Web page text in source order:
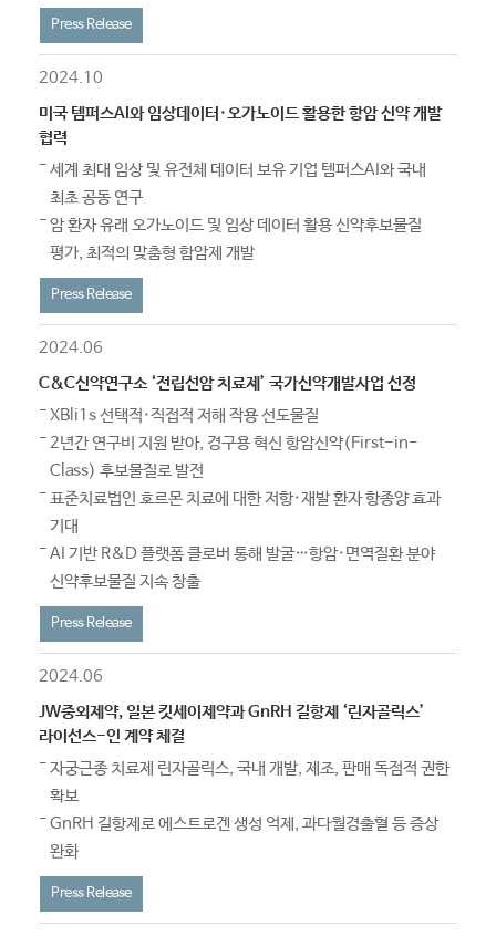
Press Release
2024.10
미국 템퍼스AI와 임상데이터·오가노이드 활용한 항암 신약 개발
협력
세계 최대 임상 및 유전체 데이터 보유 기업 템퍼스AI와 국내
최초 공동 연구
암 환자 유래 오가노이드 및 임상 데이터 활용 신약후보물질
평가, 최적의 맞춤형 함암제 개발
Press Release
2024.06
C&C신약연구소 ‘전립선암 치료제’ 국가신약개발사업 선정
XBli1s 선택적·직접적 저해 작용 선도물질
2년간 연구비 지원 받아, 경구용 혁신 항암신약(First-in-
Class) 후보물질로 발전
표준치료법인 호르몬 치료에 대한 저항·재발 환자 항종양 효과
기대
AI 기반 R&D 플랫폼 클로버 통해 발굴…항암·면역질환 분야
신약후보물질 지속 창출
Press Release
2024.06
JW중외제약, 일본 킷세이제약과 GnRH 길항제 ‘린자골릭스’
라이선스-인 계약 체결
자궁근종 치료제 린자골릭스, 국내 개발, 제조, 판매 독점적 권한
확보
GnRH 길항제로 에스트로겐 생성 억제, 과다월경출혈 등 증상
완화
Press Release